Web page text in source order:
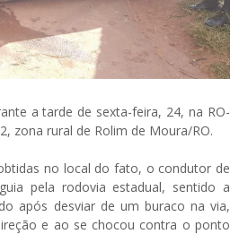
a tarde de sexta-feira, 24, na RO-
zona rural de Rolim de Moura/RO.
no local do fato, o condutor de
pela rodovia estadual, sentido a
após desviar de um buraco na via,
e ao se chocou contra o ponto